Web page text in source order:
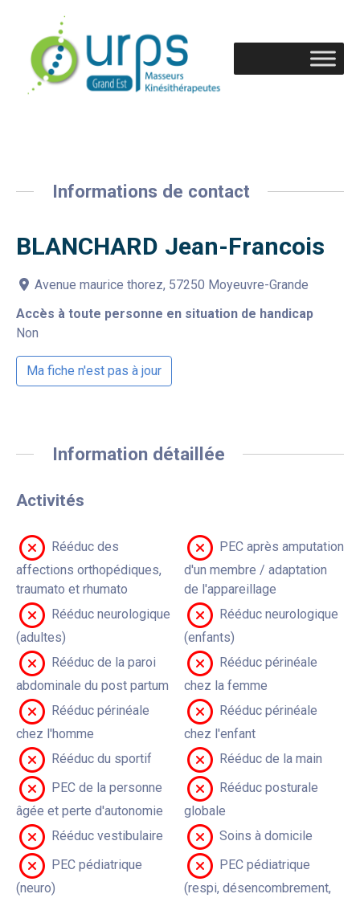
Informations de contact
BLANCHARD Jean-Francois
Avenue maurice thorez, 57250 Moyeuvre-Grande
Accès à toute personne en situation de handicap
Non
Ma fiche n'est pas à jour
Information détaillée
Activités
Rééduc des
affections orthopédiques,
traumato et rhumato
PEC après amputation
d'un membre / adaptation
de l'appareillage
Rééduc neurologique
(adultes)
Rééduc neurologique
(enfants)
Rééduc de la paroi
abdominale du post partum
Rééduc périnéale
chez la femme
Rééduc périnéale
chez l'homme
Rééduc périnéale
chez l'enfant
Rééduc du sportif
Rééduc de la main
PEC de la personne
âgée et perte d'autonomie
Rééduc posturale
globale
Rééduc vestibulaire
Soins à domicile
PEC pédiatrique
(neuro)
PEC pédiatrique
(respi, désencombrement,